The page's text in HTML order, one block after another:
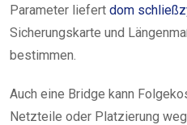
Parameter liefert dom
Sicherungskarte und
bestimmen.
Auch eine Bridge kann
Netzteile oder Platzierung